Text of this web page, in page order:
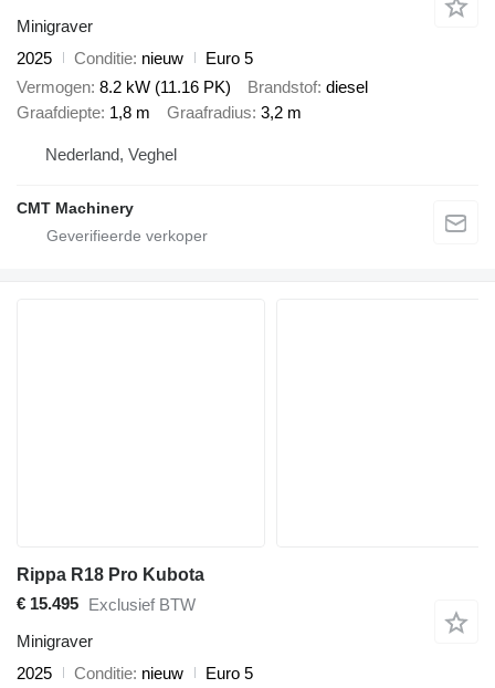
Minigraver
2025
Conditie nieuw
Euro 5
Vermogen 8.2 kW (11.16 PK) Brandstof diesel
Graafdiepte 1,8 m Graafradius 3,2 m
Nederland, Veghel
CMT Machinery
Rippa R18 Pro Kubota
€ 15.495 Exclusief BTW
Minigraver
2025
Conditie nieuw
Euro 5